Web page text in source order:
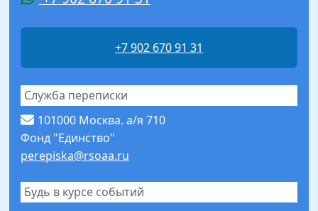
+7 902 670 91 31
Служба переписки
101000 Москва. а/я 710
Фонд "Единство"
perepiska@rsoaa.ru
Будь в курсе событий